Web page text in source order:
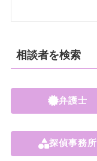
相談者を検索
弁護士
探偵事務所